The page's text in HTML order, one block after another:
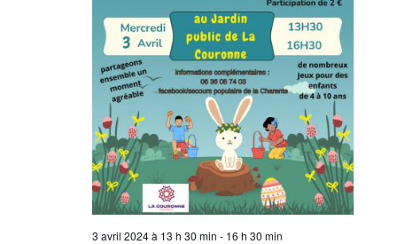
3 avril 2024 à 13 h 30 min - 16 h 30 min